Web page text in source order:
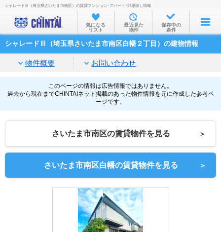
お部屋を探す
沿線・駅から
家賃相場から
通勤通学時間から
物件特集から
不動産会社から
TOP
シャレードⅢ（埼玉県さいたま市南区）の賃貸マンション･アパート･部屋探し情報
気になる
リスト
最近見た
物件
保存中の
条件
シャレードⅢ（埼玉県さいたま市南区白幡２丁目）の建物情報
物件概要 お問い合わせ
このページの情報は広告情報ではありません。
過去から現在までCHINTAIネット掲載のあった物件情報を元に作成した参考ペ
ージです。
さいたま市南区の賃貸物件を見る ＞
さいたま市南区白幡の賃貸物件を見る ＞